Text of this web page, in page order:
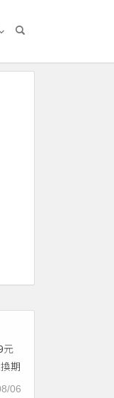
元
期
06